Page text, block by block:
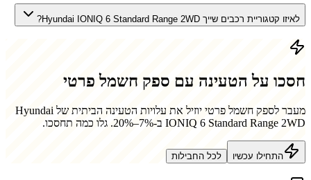
לאיזו קטגוריית רכבים שייך Hyundai IONIQ 6 Standard Range 2WD?
חסכו על הטעינה עם ספק חשמל פרטי
מעבר לספק חשמל פרטי יוזיל את עלויות הטעינה הביתית של Hyundai
IONIQ 6 Standard Range 2WD ב-7%–20%. גלו כמה תחסכו.
התחילו עכשיו לכל החבילות